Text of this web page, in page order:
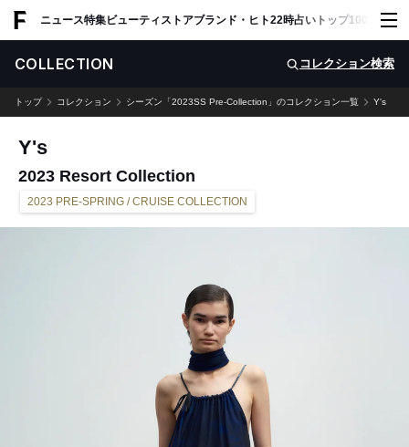
ニュース特集ビューティ ストアブランド・ヒト22時占い トップ100 スナッ
COLLECTION コレクション検索
トップ コレクション シーズン「2023SS Pre-Collection」のコレクション一覧 Y's
Y's
2023 Resort Collection
2023 PRE-SPRING / CRUISE COLLECTION